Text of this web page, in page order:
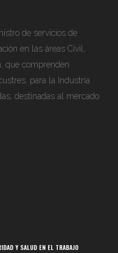
de servicios de
en las áreas Civil,
que comprenden
para la Industria
destinadas al mercado
Y SALUD EN EL TRABAJO